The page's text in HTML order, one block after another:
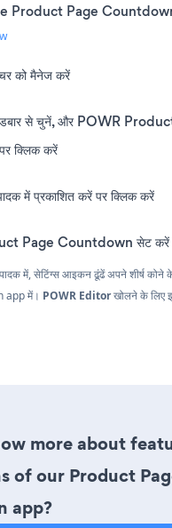
Product Page
को मैनेज करें
से चुनें, और POWR
क्लिक करें
में प्रकाशित करें पर क्लिक करें
Page Countdown सेट करें
में, सेटिंग्स आइकन ढूंढेंअपने शीर्ष
app में। POWR Editorखोलने के लिए
more about
of our Product
app?